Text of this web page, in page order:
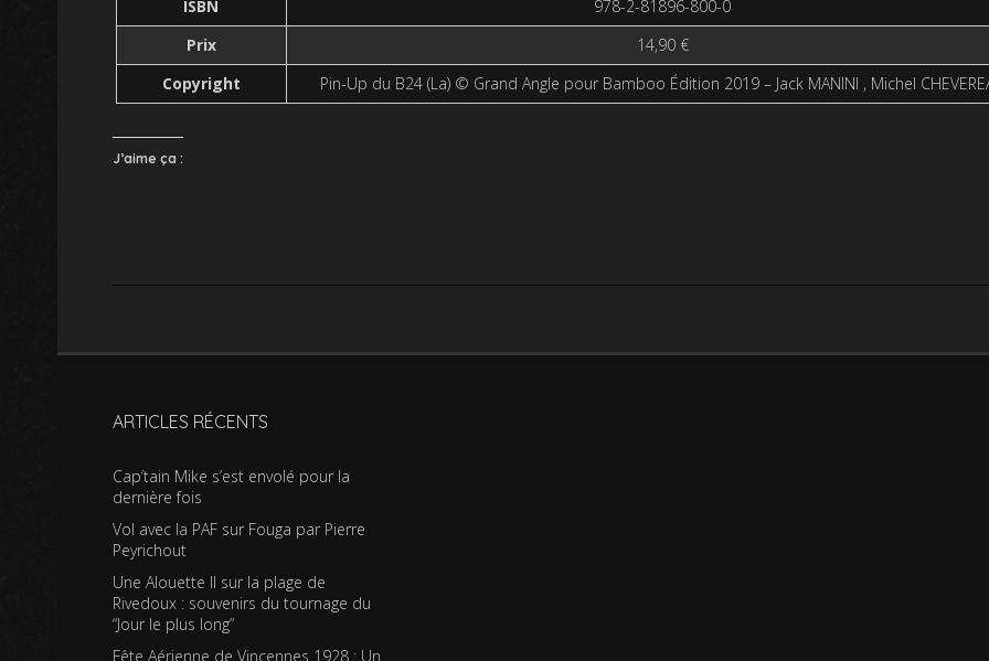
ISBN
978-2-81896-800-0
Prix
14,90 €
Copyright
Pin-Up du B24 (La) © Grand Angle pour Bamboo Édition 2019 – Jack MANINI , Michel
J’aime ça :
ARTICLES RÉCENTS
Cap’tain Mike s’est envolé pour la
dernière fois
Vol avec la PAF sur Fouga par Pierre
Peyrichout
Une Alouette II sur la plage de
Rivedoux : souvenirs du tournage du
“Jour le plus long”
Fête Aérienne de Vincennes 1928 : Un